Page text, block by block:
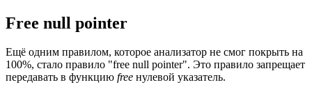
Free null pointer
Ещё одним правилом, которое анализатор не смог покрыть на
100%, стало правило "free null pointer". Это правило запрещает
передавать в функцию free нулевой указатель.